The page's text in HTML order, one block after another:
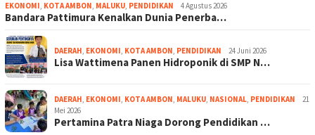
EKONOMI, KOTA AMBON, MALUKU, PENDIDIKAN 4 Agustus 2026
Bandara Pattimura Kenalkan Dunia Penerba…
DAERAH, EKONOMI, KOTA AMBON, PENDIDIKAN 24 Juni 2026
Lisa Wattimena Panen Hidroponik di SMP N…
DAERAH, EKONOMI, KOTA AMBON, MALUKU, NASIONAL, PENDIDIKAN
21
Mei 2026
Pertamina Patra Niaga Dorong Pendidikan …